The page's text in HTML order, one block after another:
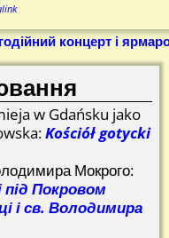
концерт і
w Gdańsku jako
Kościół gotycki
Мокрого:
під Покровом
і св. Володимира